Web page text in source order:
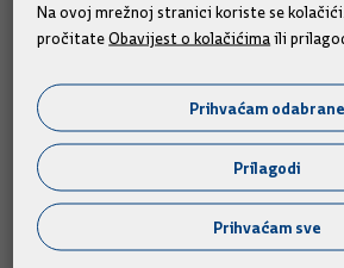
e-Savjetovanja
Izvozni portal
Adresar
Središnji katalog službenih dokumenata
Adresar tijela javne vlasti
Na ovoj mrežnoj stranici koriste se
pročitateObavijest o kolačićimaili
Prihvaćam odabrane
Prilagodi
Prihvaćam sve